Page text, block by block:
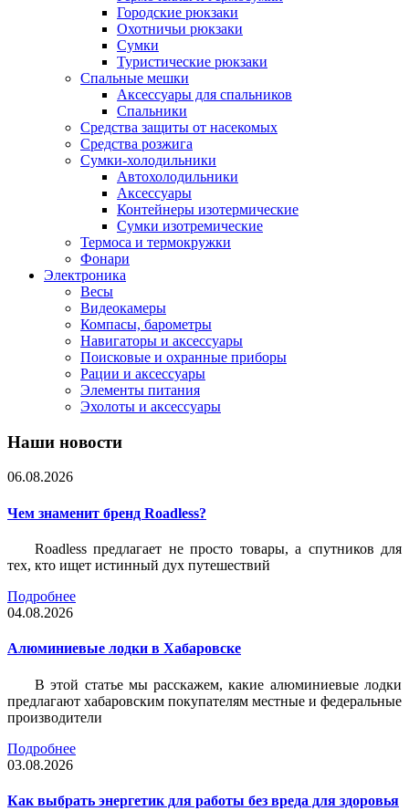
Городские рюкзаки
Охотничьи рюкзаки
Сумки
Туристические рюкзаки
Спальные мешки
Аксессуары для спальников
Спальники
Средства защиты от насекомых
Средства розжига
Сумки-холодильники
Автохолодильники
Аксессуары
Контейнеры изотермические
Сумки изотремические
Термоса и термокружки
Фонари
Электроника
Весы
Видеокамеры
Компасы, барометры
Навигаторы и аксессуары
Поисковые и охранные приборы
Рации и аксессуары
Элементы питания
Эхолоты и аксессуары
Наши новости
06.08.2026
Чем знаменит бренд Roadless?
Roadless предлагает не просто товары, а спутников для
тех, кто ищет истинный дух путешествий
Подробнее
04.08.2026
Алюминиевые лодки в Хабаровске
В этой статье мы расскажем, какие алюминиевые лодки
предлагают хабаровским покупателям местные и федеральные
производители
Подробнее
03.08.2026
Как выбрать энергетик для работы без вреда для здоровья